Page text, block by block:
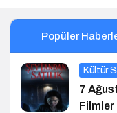
Popüler
Kültür
7
Filmler